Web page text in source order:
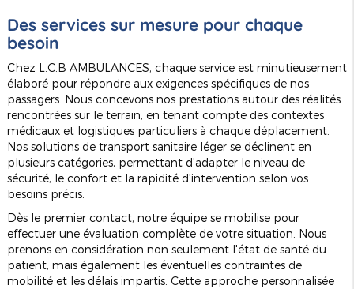
Des services sur mesure pour chaque
besoin
Chez L.C.B AMBULANCES, chaque service est minutieusement
élaboré pour répondre aux exigences spécifiques de nos
passagers. Nous concevons nos prestations autour des réalités
rencontrées sur le terrain, en tenant compte des contextes
médicaux et logistiques particuliers à chaque déplacement.
Nos solutions de transport sanitaire léger se déclinent en
plusieurs catégories, permettant d'adapter le niveau de
sécurité, le confort et la rapidité d'intervention selon vos
besoins précis.
Dès le premier contact, notre équipe se mobilise pour
effectuer une évaluation complète de votre situation. Nous
prenons en considération non seulement l'état de santé du
patient, mais également les éventuelles contraintes de
mobilité et les délais impartis. Cette approche personnalisée